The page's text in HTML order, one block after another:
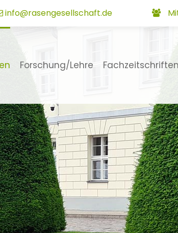
info@rasengesellschaft.de
Forschung/Lehre Fachzeitschriften